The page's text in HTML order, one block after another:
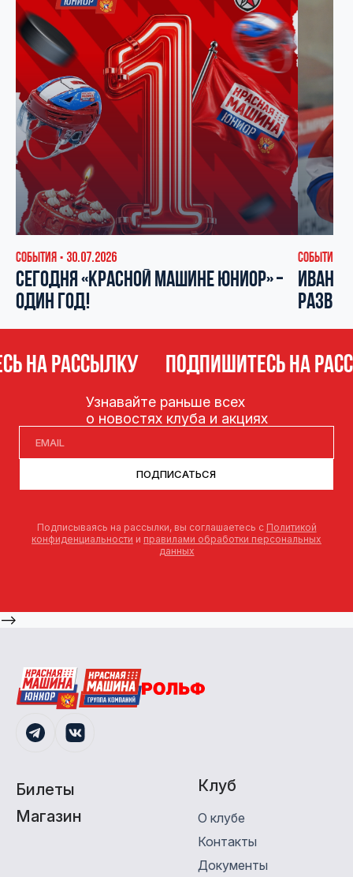
СОБЫТИЯ ▪ 30.07.2026
СЕГОДНЯ «КРАСНОЙ МАШИНЕ ЮНИОР» –
ОДИН ГОД!
СОБЫТИЯ
ИВАН
НА РАССЫЛКУ ПОДПИШИТЕСЬ НА
Узнавайте раньше всех
о новостях клуба и акциях
ПОДПИСАТЬСЯ
Подписываясь на рассылки, вы соглашаетесь с Политикой
конфиденциальности и правилами обработки персональных
данных
-->
Билеты
Магазин
Клуб
О клубе
Контакты
Документы